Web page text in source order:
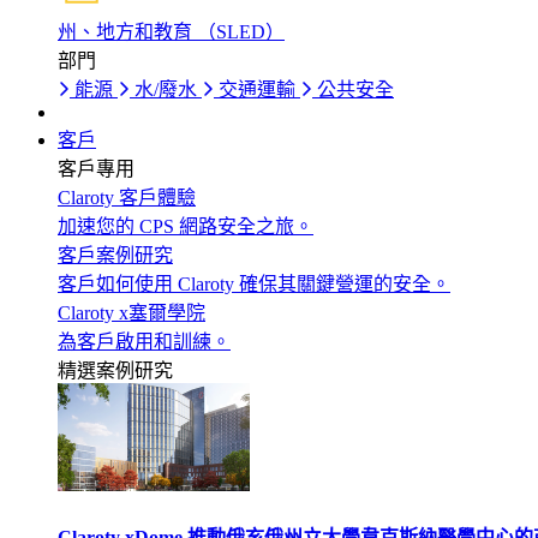
州、地方和教育 （SLED）
部門
能源
水/廢水 交通運輸 公共安全
客戶
客戶專用
Claroty 客戶體驗
加速您的 CPS 網路安全之旅。
客戶案例研究
客戶如何使用 Claroty 確保其關鍵營運的安全。
Claroty x塞爾學院
為客戶啟用和訓練。
精選案例研究